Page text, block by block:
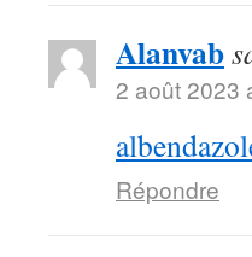
Alanvab
2 août 2023
Répondre